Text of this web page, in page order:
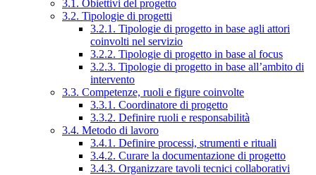
3.1. Obiettivi del progetto
3.2. Tipologie di progetti
3.2.1. Tipologie di progetto in base agli attori
coinvolti nel servizio
3.2.2. Tipologie di progetto in base al focus
3.2.3. Tipologie di progetto in base all’ambito di
intervento
3.3. Competenze, ruoli e figure coinvolte
3.3.1. Coordinatore di progetto
3.3.2. Definire ruoli e responsabilità
3.4. Metodo di lavoro
3.4.1. Definire processi, strumenti e rituali
3.4.2. Curare la documentazione di progetto
3.4.3. Organizzare tavoli tecnici collaborativi